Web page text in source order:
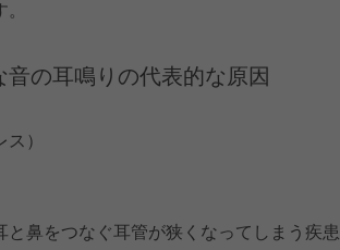
音の耳鳴りの代表的な原因
）
と鼻をつなぐ耳管が狭くなってしまう疾患